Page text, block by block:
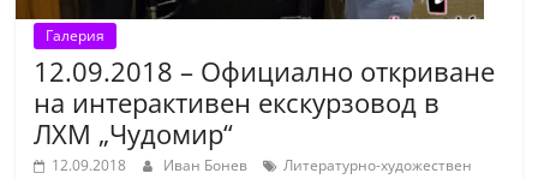
z
n
l
a
Галерия
12.09.2018 – Официално откриване
на интерактивен екскурзовод в
ЛХМ „Чудомир“
12.09.2018 Иван Бонев
Литературно-художествен